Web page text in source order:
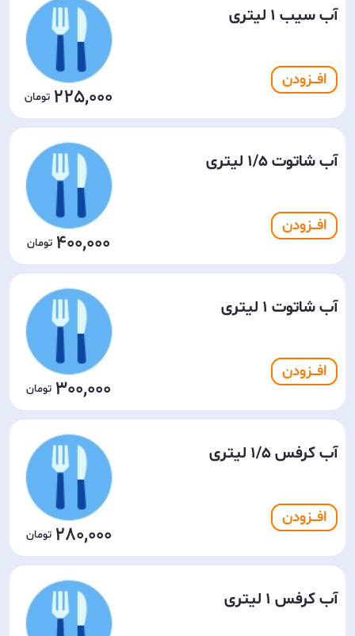
آب سیب 1 لیتری
افـــزودن
225,000
آب شاتوت 1/5 لیتری
افـــزودن
400,000
آب شاتوت 1 لیتری
افـــزودن
300,000
آب کرفس 1/5 لیتری
افـــزودن
280,000
آب کرفس 1 لیتری